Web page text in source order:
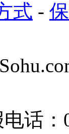
式 -
话：